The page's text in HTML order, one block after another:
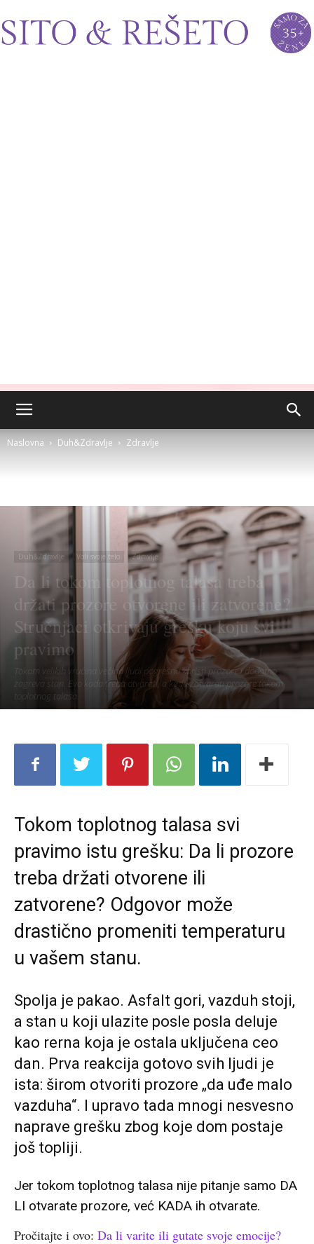
Naslovna Duh&Zdravlje Zdravlje
Duh&Zdravlje Voli svoje telo Zdravlje
Da li tokom toplotnog talasa treba
držati prozore otvorene ili zatvorene?
Stručnjaci otkrivaju grešku koju svi
pravimo
Tokom velikih vrućina većina ljudi pogrešno koristi prozore i dodatno
zagreva stan. Evo kada treba otvarati, a kada zatvarati prozore tokom
toplotnog talasa.
Tokom toplotnog talasa svi
pravimo istu grešku: Da li prozore
treba držati otvorene ili
zatvorene? Odgovor može
drastično promeniti temperaturu
u vašem stanu.
Spolja je pakao. Asfalt gori, vazduh stoji,
a stan u koji ulazite posle posla deluje
kao rerna koja je ostala uključena ceo
dan. Prva reakcija gotovo svih ljudi je
ista: širom otvoriti prozore „da uđe malo
vazduha“. I upravo tada mnogi nesvesno
naprave grešku zbog koje dom postaje
još topliji.
Jer tokom toplotnog talasa nije pitanje samo DA
LI otvarate prozore, već KADA ih otvarate.
Pročitajte i ovo: Da li varite ili gutate svoje emocije?